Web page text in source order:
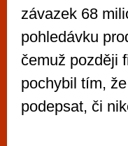
závazek 68
pohledávku
čemuž později
pochybil tím,
podepsat, či